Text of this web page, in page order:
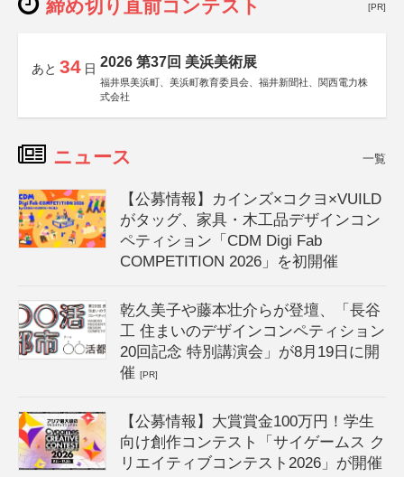
締め切り直前コンテスト [PR]
あと 34 日 2026 第37回 美浜美術展
福井県美浜町、美浜町教育委員会、福井新聞社、関西電力株
式会社
ニュース 一覧
【公募情報】カインズ×コクヨ×VUILD
がタッグ、家具・木工品デザインコン
ペティション「CDM Digi Fab
COMPETITION 2026」を初開催
乾久美子や藤本壮介らが登壇、「長谷
工 住まいのデザインコンペティション
20回記念 特別講演会」が8月19日に開
催[PR]
【公募情報】大賞賞金100万円！学生
向け創作コンテスト「サイゲームス ク
リエイティブコンテスト2026」が開催